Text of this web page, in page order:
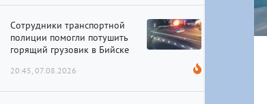
Сотрудники транспортной
полиции помогли потушить
горящий грузовик в Бийске
20:45, 07.08.2026